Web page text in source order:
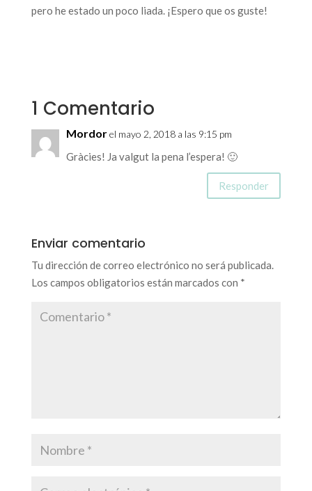
pero he estado un poco liada. ¡Espero que os guste!
1 Comentario
Mordorel mayo 2, 2018 a las 9:15 pm
Gràcies! Ja valgut la pena l’espera! 🙂
Responder
Enviar comentario
Tu dirección de correo electrónico no será publicada.
Los campos obligatorios están marcados con *